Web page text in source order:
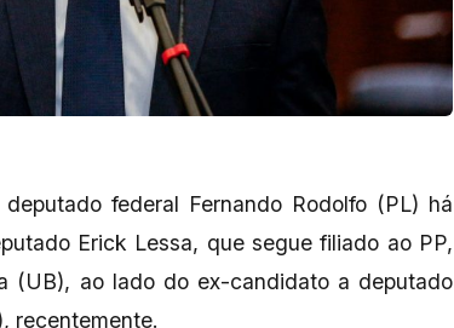
federal Fernando Rodolfo (PL) há
Erick Lessa, que segue filiado ao PP,
(UB), ao lado do ex-candidato a deputado
recentemente.